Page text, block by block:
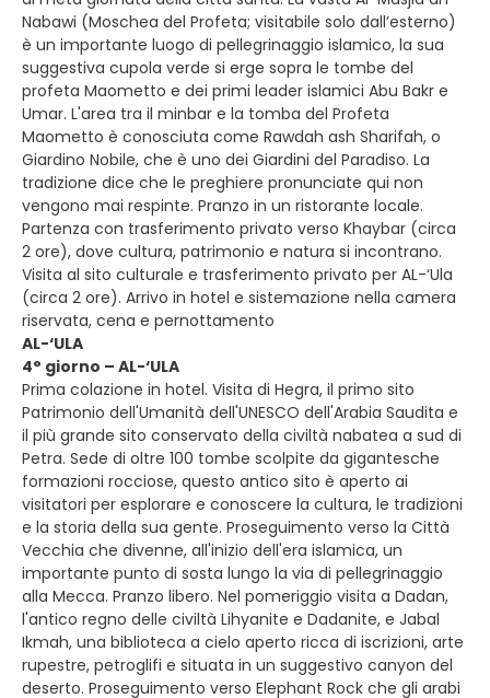
Nabawi (Moschea del Profeta; visitabile solo dall’esterno)
è un importante luogo di pellegrinaggio islamico, la sua
suggestiva cupola verde si erge sopra le tombe del
profeta Maometto e dei primi leader islamici Abu Bakr e
Umar. L'area tra il minbar e la tomba del Profeta
Maometto è conosciuta come Rawdah ash Sharifah, o
Giardino Nobile, che è uno dei Giardini del Paradiso. La
tradizione dice che le preghiere pronunciate qui non
vengono mai respinte. Pranzo in un ristorante locale.
Partenza con trasferimento privato verso Khaybar (circa
2 ore), dove cultura, patrimonio e natura si incontrano.
Visita al sito culturale e trasferimento privato per AL-‘Ula
(circa 2 ore). Arrivo in hotel e sistemazione nella camera
riservata, cena e pernottamento
AL-‘ULA
4° giorno – AL-‘ULA
Prima colazione in hotel. Visita di Hegra, il primo sito
Patrimonio dell'Umanità dell'UNESCO dell'Arabia Saudita e
il più grande sito conservato della civiltà nabatea a sud di
Petra. Sede di oltre 100 tombe scolpite da gigantesche
formazioni rocciose, questo antico sito è aperto ai
visitatori per esplorare e conoscere la cultura, le tradizioni
e la storia della sua gente. Proseguimento verso la Città
Vecchia che divenne, all'inizio dell'era islamica, un
importante punto di sosta lungo la via di pellegrinaggio
alla Mecca. Pranzo libero. Nel pomeriggio visita a Dadan,
l'antico regno delle civiltà Lihyanite e Dadanite, e Jabal
Ikmah, una biblioteca a cielo aperto ricca di iscrizioni, arte
rupestre, petroglifi e situata in un suggestivo canyon del
deserto. Proseguimento verso Elephant Rock che gli arabi